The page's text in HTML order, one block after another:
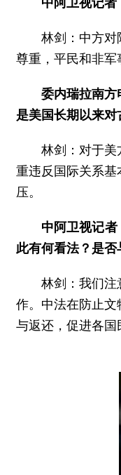
中阿卫视记
林剑：中方对
尊重，平民和非
委内瑞拉南方
是美国长期以来
林剑：对于美
重违反国际关系
压。
中阿卫视记
此有何看法？是
林剑：我们注
作。中法在防止
与返还，促进各国